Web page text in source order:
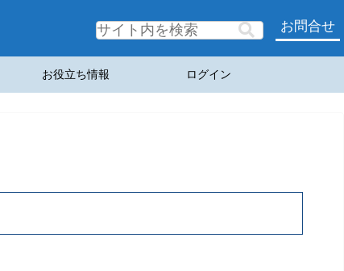
お問合せ
お役立ち情報 ログイン